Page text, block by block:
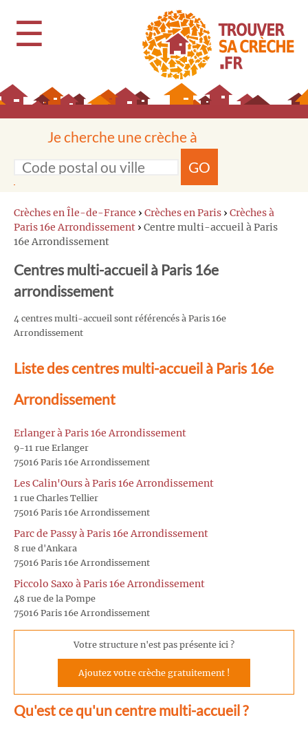
☰
Je cherche une crèche à
GO
Crèches en Île-de-France › Crèches en Paris › Crèches à
Paris 16e Arrondissement › Centre multi-accueil à Paris
16e Arrondissement
Centres multi-accueil à Paris 16e
arrondissement
4 centres multi-accueil sont référencés à Paris 16e
Arrondissement
Liste des centres multi-accueil à Paris 16e
Arrondissement
Erlanger à Paris 16e Arrondissement
9-11 rue Erlanger
75016 Paris 16e Arrondissement
Les Calin'Ours à Paris 16e Arrondissement
1 rue Charles Tellier
75016 Paris 16e Arrondissement
Parc de Passy à Paris 16e Arrondissement
8 rue d'Ankara
75016 Paris 16e Arrondissement
Piccolo Saxo à Paris 16e Arrondissement
48 rue de la Pompe
75016 Paris 16e Arrondissement
Votre structure n'est pas présente ici ?
Ajoutez votre crèche gratuitement !
Qu'est ce qu'un centre multi-accueil ?